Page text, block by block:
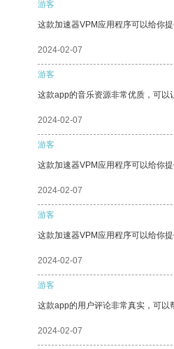
游客
这款加速器VPM应用程序可以给你
2024-02-07
游客
这款app的音乐资源非常优质，可以
2024-02-07
游客
这款加速器VPM应用程序可以给你
2024-02-07
游客
这款加速器VPM应用程序可以给你
2024-02-07
游客
这款app的用户评论非常真实，可以
2024-02-07